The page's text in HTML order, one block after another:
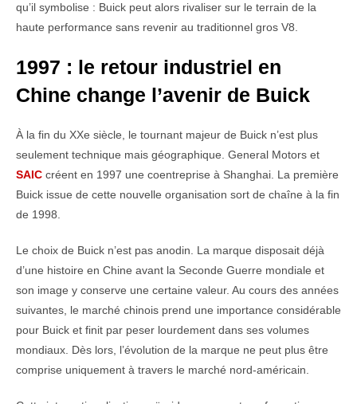
qu’il symbolise : Buick peut alors rivaliser sur le terrain de la
haute performance sans revenir au traditionnel gros V8.
1997 : le retour industriel en
Chine change l’avenir de Buick
À la fin du XXe siècle, le tournant majeur de Buick n’est plus
seulement technique mais géographique. General Motors et
SAIC créent en 1997 une coentreprise à Shanghai. La première
Buick issue de cette nouvelle organisation sort de chaîne à la fin
de 1998.
Le choix de Buick n’est pas anodin. La marque disposait déjà
d’une histoire en Chine avant la Seconde Guerre mondiale et
son image y conserve une certaine valeur. Au cours des années
suivantes, le marché chinois prend une importance considérable
pour Buick et finit par peser lourdement dans ses volumes
mondiaux. Dès lors, l’évolution de la marque ne peut plus être
comprise uniquement à travers le marché nord-américain.